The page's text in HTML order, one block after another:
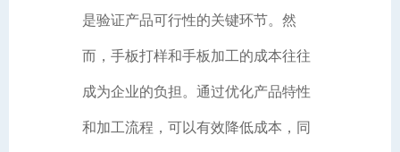
是验证产品可行性的关键环节。然
而，手板打样和手板加工的成本往往
成为企业的负担。通过优化产品特性
和加工流程，可以有效降低成本，同